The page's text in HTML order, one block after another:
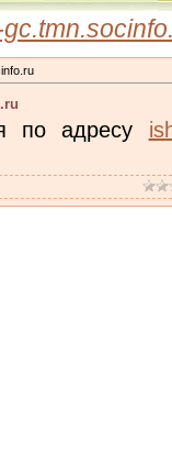
по адресу